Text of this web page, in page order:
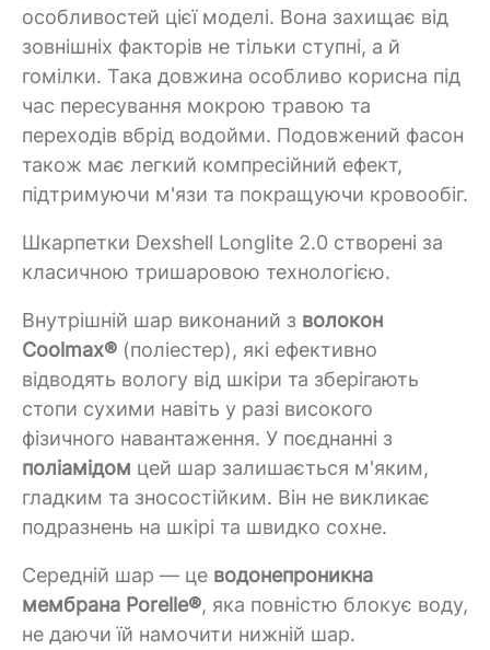
особливостей цієї моделі. Вона захищає від
зовнішніх факторів не тільки ступні, а й
гомілки. Така довжина особливо корисна під
час пересування мокрою травою та
переходів вбрід водойми. Подовжений фасон
також має легкий компресійний ефект,
підтримуючи м'язи та покращуючи кровообіг.
Шкарпетки Dexshell Longlite 2.0 створені за
класичною тришаровою технологією.
Внутрішній шар виконаний з волокон
Coolmax® (поліестер), які ефективно
відводять вологу від шкіри та зберігають
стопи сухими навіть у разі високого
фізичного навантаження. У поєднанні з
поліамідом цей шар залишається м'яким,
гладким та зносостійким. Він не викликає
подразнень на шкірі та швидко сохне.
Середній шар — це водонепроникна
мембрана Porelle®, яка повністю блокує воду,
не даючи їй намочити нижній шар.